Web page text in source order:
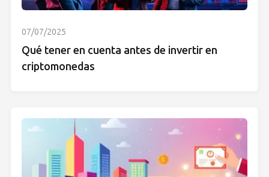
07/07/2025
Qué tener en cuenta antes de invertir en
criptomonedas